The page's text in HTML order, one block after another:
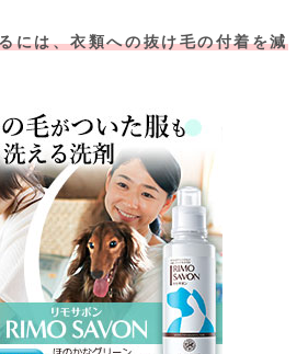
には、衣類への抜け毛の付着を減